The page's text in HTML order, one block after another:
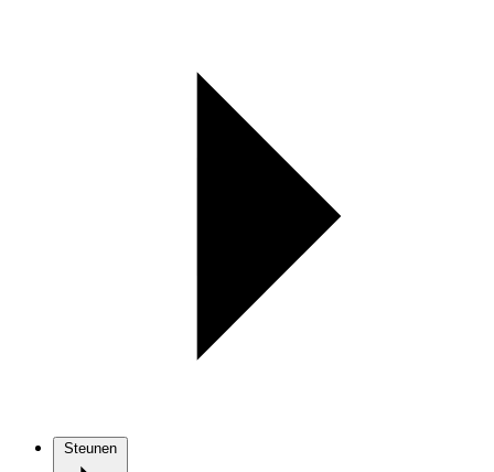
Steunen